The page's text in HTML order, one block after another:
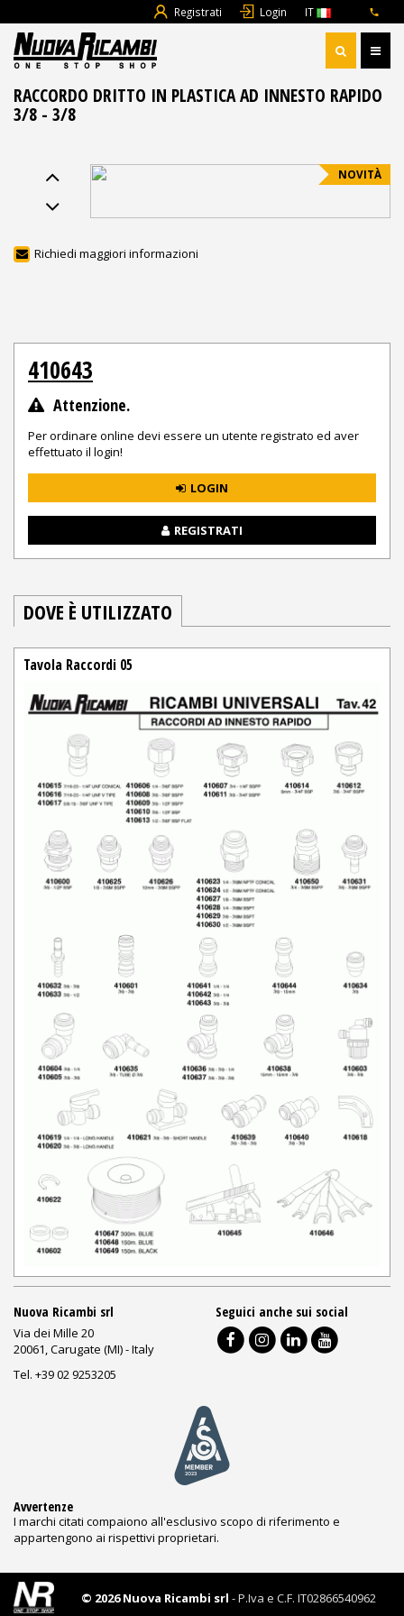
Registrati Login IT
NOVITÀ
RACCORDO DRITTO IN PLASTICA AD INNESTO RAPIDO
3/8 - 3/8
Richiedi maggiori informazioni
410643
Attenzione.
Per ordinare online devi essere un utente registrato ed aver
effettuato il login!
LOGIN
REGISTRATI
DOVE È UTILIZZATO
Tavola Raccordi 05
Nuova Ricambi srl
Via dei Mille 20
20061, Carugate (MI) - Italy
Tel. +39 02 9253205
Seguici anche sui social
Avvertenze
I marchi citati compaiono all'esclusivo scopo di riferimento e
appartengono ai rispettivi proprietari.
© 2026 Nuova Ricambi srl - P.Iva e C.F. IT02866540962